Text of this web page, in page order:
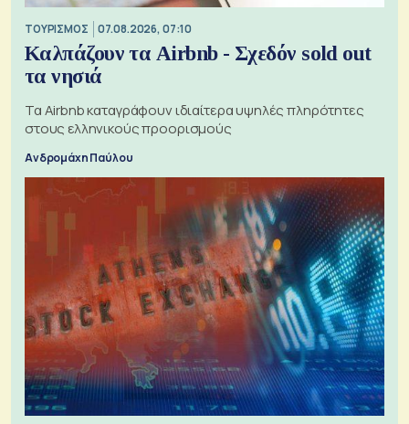
ΤΟΥΡΙΣΜΟΣ 07.08.2026, 07:10
Καλπάζουν τα Airbnb - Σχεδόν sold out
τα νησιά
Τα Airbnb καταγράφουν ιδιαίτερα υψηλές πληρότητες
στους ελληνικούς προορισμούς
Ανδρομάχη Παύλου